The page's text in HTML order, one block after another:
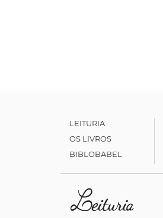
LEITURIA
OS LIVROS
BIBLOBABEL